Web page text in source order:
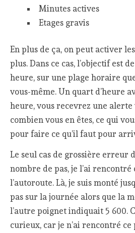
Minutes actives
Etages gravis
En plus de ça, on peut activer
plus. Dans ce cas, l’objectif est
heure, sur une plage horaire
vous-même. Un quart d’heure
heure, vous recevrez une
combien vous en êtes, ce qui
pour faire ce qu’il faut pour
Le seul cas de grossière erreur
nombre de pas, je l’ai
l’autoroute. Là, je suis monté
pas sur la journée alors que la
l’autre poignet indiquait 5 600.
curieux, car je n’ai rencontré